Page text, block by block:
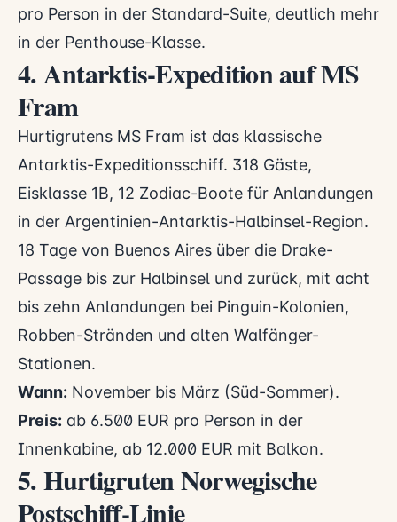
pro Person in der Standard-Suite, deutlich mehr
in der Penthouse-Klasse.
4. Antarktis-Expedition auf MS
Fram
Hurtigrutens MS Fram ist das klassische
Antarktis-Expeditionsschiff. 318 Gäste,
Eisklasse 1B, 12 Zodiac-Boote für Anlandungen
in der Argentinien-Antarktis-Halbinsel-Region.
18 Tage von Buenos Aires über die Drake-
Passage bis zur Halbinsel und zurück, mit acht
bis zehn Anlandungen bei Pinguin-Kolonien,
Robben-Stränden und alten Walfänger-
Stationen.
Wann: November bis März (Süd-Sommer).
Preis: ab 6.500 EUR pro Person in der
Innenkabine, ab 12.000 EUR mit Balkon.
5. Hurtigruten Norwegische
Postschiff-Linie